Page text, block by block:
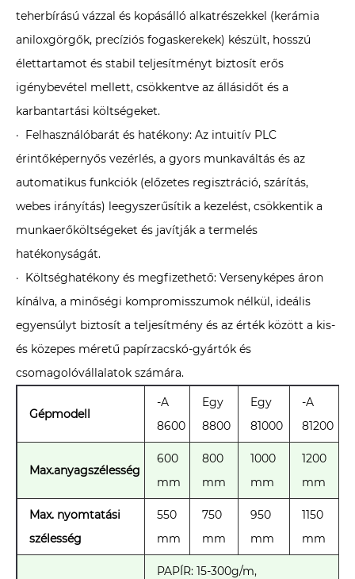
teherbírású vázzal és kopásálló alkatrészekkel (kerámia
aniloxgörgők, precíziós fogaskerekek) készült, hosszú
élettartamot és stabil teljesítményt biztosít erős
igénybevétel mellett, csökkentve az állásidőt és a
karbantartási költségeket.
· Felhasználóbarát és hatékony: Az intuitív PLC
érintőképernyős vezérlés, a gyors munkaváltás és az
automatikus funkciók (előzetes regisztráció, szárítás,
webes irányítás) leegyszerűsítik a kezelést, csökkentik a
munkaerőköltségeket és javítják a termelés
hatékonyságát.
· Költséghatékony és megfizethető: Versenyképes áron
kínálva, a minőségi kompromisszumok nélkül, ideális
egyensúlyt biztosít a teljesítmény és az érték között a kis-
és közepes méretű papírzacskó-gyártók és
csomagolóvállalatok számára.
Gépmodell
-A
8600
Egy
8800
Egy
81000
-A
81200
Max.anyagszélesség
600
mm
800
mm
1000
mm
1200
mm
Max. nyomtatási
szélesség
550
mm
750
mm
950
mm
1150
mm
PAPÍR: 15-300g/m,